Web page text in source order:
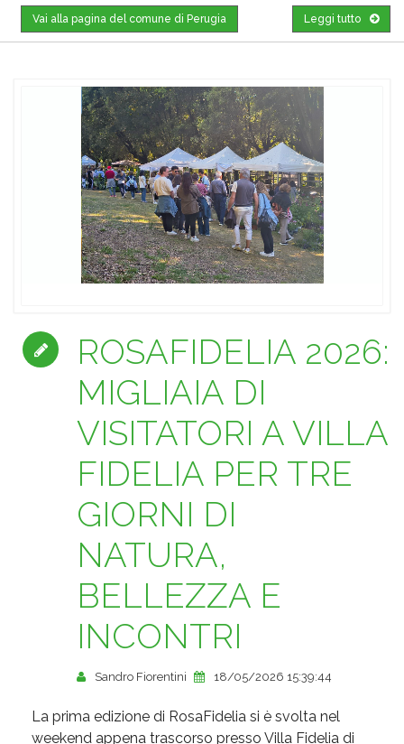
Leggi tutto
Vai alla pagina del comune di Perugia
ROSAFIDELIA 2026:
MIGLIAIA DI
VISITATORI A VILLA
FIDELIA PER TRE
GIORNI DI
NATURA,
BELLEZZA E
INCONTRI
Sandro Fiorentini 18/05/2026 15:39:44
La prima edizione di RosaFidelia si è svolta nel
weekend appena trascorso presso Villa Fidelia di